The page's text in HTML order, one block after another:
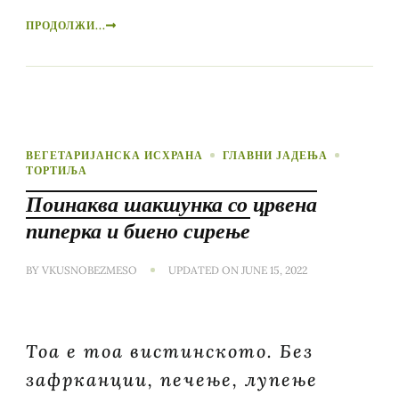
ПРОДОЛЖИ...
ВЕГЕТАРИЈАНСКА ИСХРАНА
ГЛАВНИ ЈАДЕЊА
ТОРТИЉА
Поинаква шакшунка со црвена
пиперка и биено сирење
BY VKUSNOBEZMESO UPDATED ON JUNE 15, 2022
Тоа е тоа вистинското. Без
зафрканции, печење, лупење